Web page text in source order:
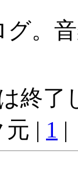
。
終了
| 1 |